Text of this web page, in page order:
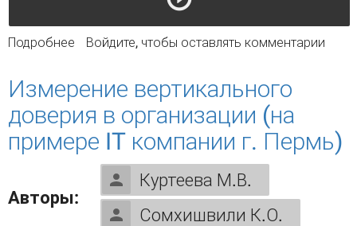
Подробнее о Финансовая грамотность населения
Войдите, чтобы оставлять комментарии
Измерение вертикального
доверия в организации (на
примере IT компании г. Пермь)
Авторы:
Куртеева М.В.
Сомхишвили К.О.